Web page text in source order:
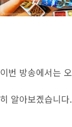
이번 방송에서는
히 알아보겠습니